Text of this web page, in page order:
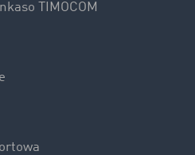
TIMOCOM